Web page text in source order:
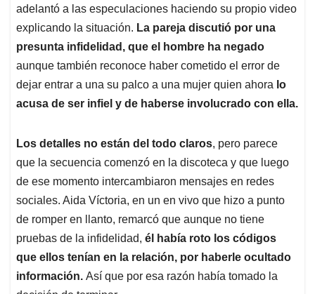
p
p
o
k
I
n
s
adelantó a las especulaciones haciendo su propio video
explicando la situación. La pareja discutió por una
presunta infidelidad, que el hombre ha negado
aunque también reconoce haber cometido el error de
dejar entrar a una su palco a una mujer quien ahora lo
acusa de ser infiel y de haberse involucrado con ella.
Los detalles no están del todo claros, pero parece
que la secuencia comenzó en la discoteca y que luego
de ese momento intercambiaron mensajes en redes
sociales. Aida Víctoria, en un en vivo que hizo a punto
de romper en llanto, remarcó que aunque no tiene
pruebas de la infidelidad, él había roto los códigos
que ellos tenían en la relación, por haberle ocultado
información. Así que por esa razón había tomado la